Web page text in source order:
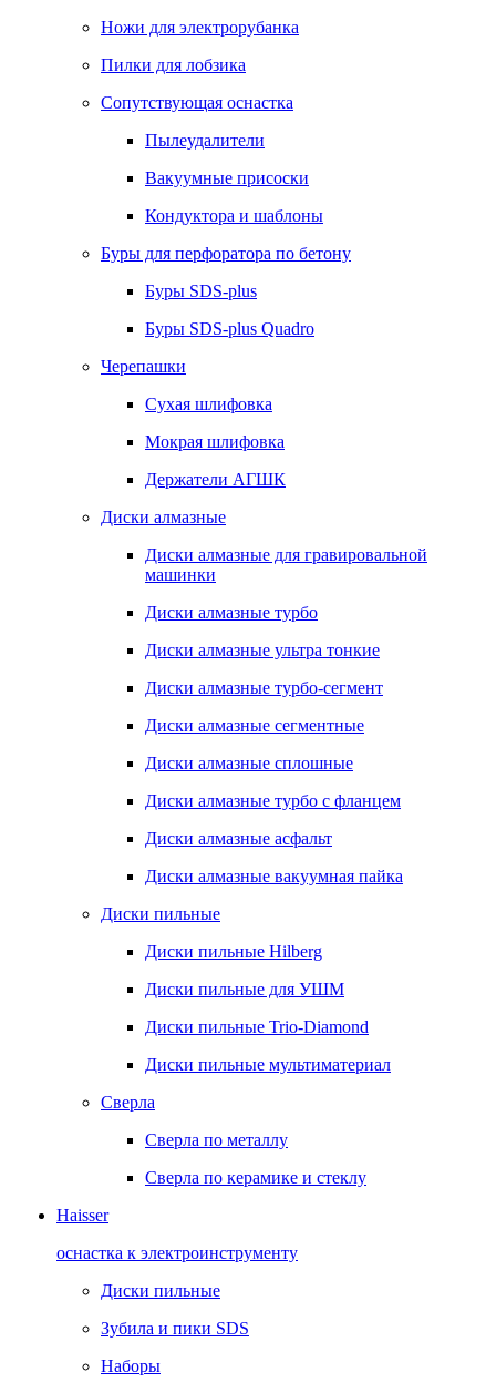
Ножи для электрорубанка
Пилки для лобзика
Сопутствующая оснастка
Пылеудалители
Вакуумные присоски
Кондуктора и шаблоны
Буры для перфоратора по бетону
Буры SDS-plus
Буры SDS-plus Quadro
Черепашки
Сухая шлифовка
Мокрая шлифовка
Держатели АГШК
Диски алмазные
Диски алмазные для гравировальной
машинки
Диски алмазные турбо
Диски алмазные ультра тонкие
Диски алмазные турбо-сегмент
Диски алмазные сегментные
Диски алмазные сплошные
Диски алмазные турбо с фланцем
Диски алмазные асфальт
Диски алмазные вакуумная пайка
Диски пильные
Диски пильные Hilberg
Диски пильные для УШМ
Диски пильные Trio-Diamond
Диски пильные мультиматериал
Сверла
Сверла по металлу
Сверла по керамике и стеклу
Haisser
оснастка к электроинструменту
Диски пильные
Зубила и пики SDS
Наборы